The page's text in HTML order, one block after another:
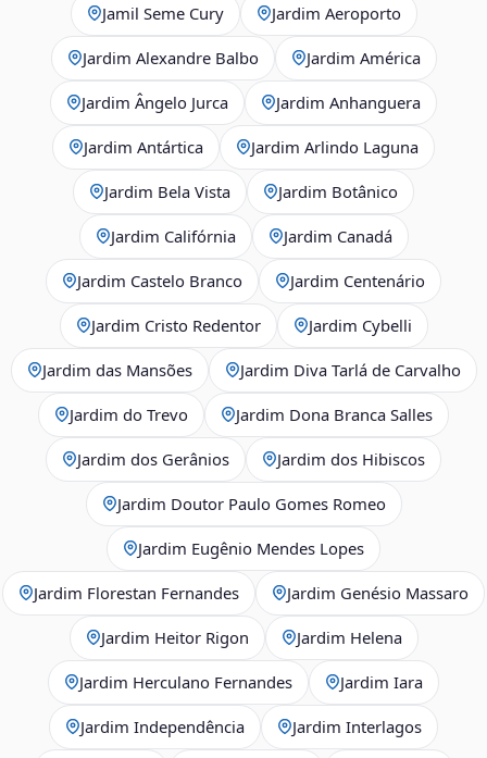
Jamil Seme Cury Jardim Aeroporto
Jardim Alexandre Balbo Jardim América
Jardim Ângelo Jurca Jardim Anhanguera
Jardim Antártica Jardim Arlindo Laguna
Jardim Bela Vista Jardim Botânico
Jardim Califórnia Jardim Canadá
Jardim Castelo Branco Jardim Centenário
Jardim Cristo Redentor Jardim Cybelli
Jardim das Mansões Jardim Diva Tarlá de Carvalho
Jardim do Trevo Jardim Dona Branca Salles
Jardim dos Gerânios Jardim dos Hibiscos
Jardim Doutor Paulo Gomes Romeo
Jardim Eugênio Mendes Lopes
Jardim Florestan Fernandes Jardim Genésio Massaro
Jardim Heitor Rigon Jardim Helena
Jardim Herculano Fernandes Jardim Iara
Jardim Independência Jardim Interlagos